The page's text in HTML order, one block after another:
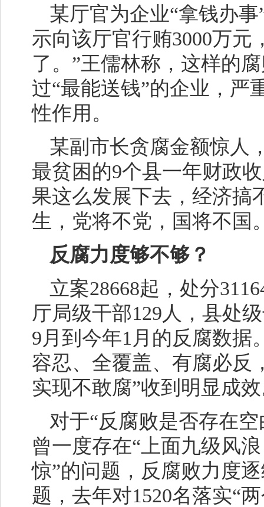
某厅官为企业“拿钱办
示向该厅官行贿3000万元
了。”王儒林称，这样的
过“最能送钱”的企业，严
性作用。
某副市长贪腐金额惊人
最贫困的9个县一年财政
果这么发展下去，经济搞
生，党将不党，国将不国
反腐力度够不够？
立案28668起，处分
厅局级干部129人，县处
9月到今年1月的反腐数据
容忍、全覆盖、有腐必反
实现不敢腐”收到明显成
对于“反腐败是否存在
曾一度存在“上面九级风
惊”的问题，反腐败力度
题，去年对1520名落实“